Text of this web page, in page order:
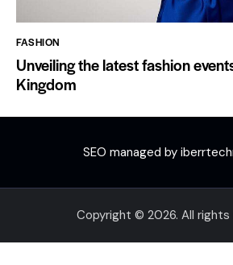
FASHION
Unveiling the latest fashion
Kingdom
SEO managed by
Copyright © 2026. All rights